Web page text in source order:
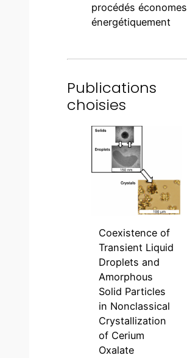
procédés économes
énergétiquement
Publications
choisies
Coexistence of
Transient Liquid
Droplets and
Amorphous
Solid Particles
in Nonclassical
Crystallization
of Cerium
Oxalate